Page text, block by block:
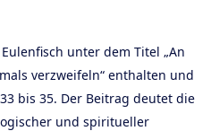
unter dem Titel „An
verzweifeln“ enthalten und
bis 35. Der Beitrag deutet die
und spiritueller